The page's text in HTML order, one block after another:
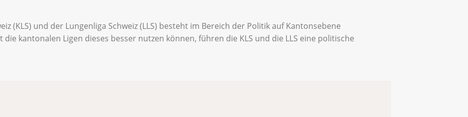
(KLS) und der Lungenliga Schweiz (LLS) besteht im Bereich der Politik auf Kantonsebene
kantonalen Ligen dieses besser nutzen können, führen die KLS und die LLS eine politische